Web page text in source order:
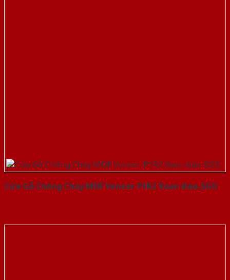
Cửa Gỗ Chống Cháy MDF Veneer P1R2 Xoan Đào-SGD